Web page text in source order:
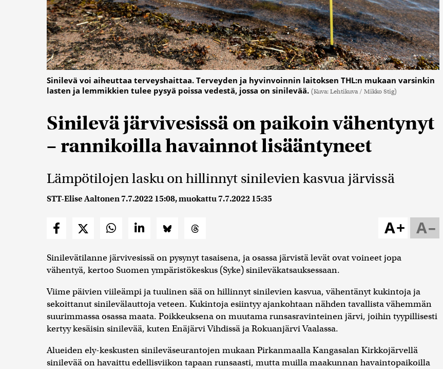
Sinilevä voi aiheuttaa terveyshaittaa. Terveyden ja hyvinvoinnin laitoksen THL:n mukaan varsinkin
lasten ja lemmikkien tulee pysyä poissa vedestä, jossa on sinilevää. (Kuva: Lehtikuva / Mikko Stig)
Sinilevä järvivesissä on paikoin vähentynyt
– rannikoilla havainnot lisääntyneet
Lämpötilojen lasku on hillinnyt sinilevien kasvua järvissä
STT-Elise Aaltonen7.7.2022 15:08, muokattu7.7.2022 15:35
A–
A+
Sinilevätilanne järvivesissä on pysynyt tasaisena, ja osassa järvistä levät ovat voineet jopa
vähentyä, kertoo Suomen ympäristökeskus (Syke) sinileväkatsauksessaan.
Viime päivien viileämpi ja tuulinen sää on hillinnyt sinilevien kasvua, vähentänyt kukintoja ja
sekoittanut sinilevälauttoja veteen. Kukintoja esiintyy ajankohtaan nähden tavallista vähemmän
suurimmassa osassa maata. Poikkeuksena on muutama runsasravinteinen järvi, joihin tyypillisesti
kertyy kesäisin sinilevää, kuten Enäjärvi Vihdissä ja Rokuanjärvi Vaalassa.
Alueiden ely-keskusten sinileväseurantojen mukaan Pirkanmaalla Kangasalan Kirkkojärvellä
sinilevää on havaittu edellisviikon tapaan runsaasti, mutta muilla maakunnan havaintopaikoilla